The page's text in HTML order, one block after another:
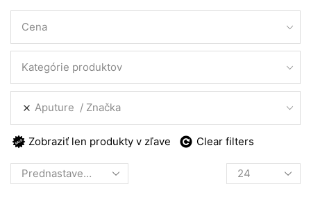
Cena
Kategórie produktov
Aputure Značka
Zobraziť len produkty v zľave Clear filters
Products
per